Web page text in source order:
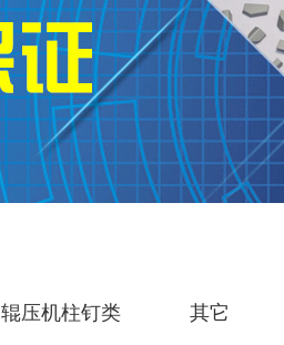
辊压机柱钉类 其它